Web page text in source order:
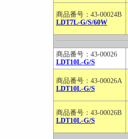
商品番号：43-00024B
LDT7L-G/S/60W
商品番号：43-00026
LDT10L-G/S
商品番号：43-00026A
LDT10L-G/S
商品番号：43-00026B
LDT10L-G/S